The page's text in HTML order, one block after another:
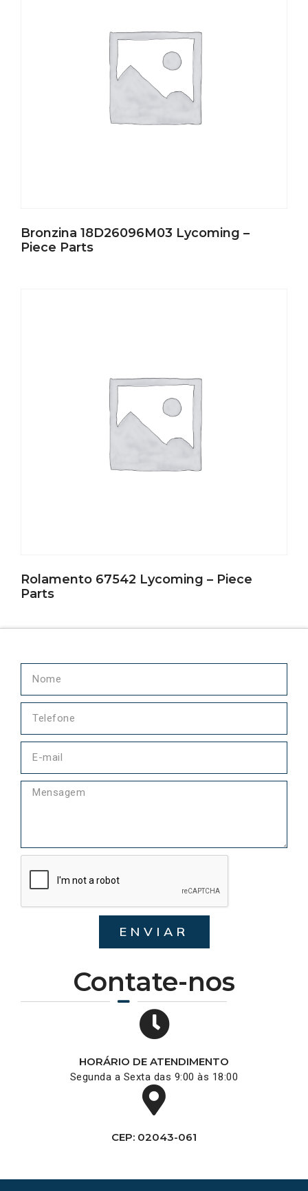
Bronzina 18D26096M03 Lycoming –
Piece Parts
Rolamento 67542 Lycoming – Piece
Parts
Contate-nos
HORÁRIO DE ATENDIMENTO
Segunda a Sexta das 9:00 às 18:00
CEP: 02043-061
ENVIAR